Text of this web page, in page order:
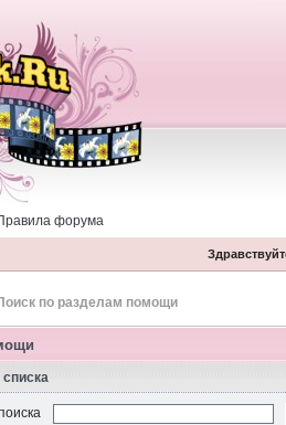
форума
по разделам помощи